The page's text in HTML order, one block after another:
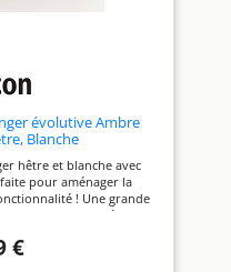
langer est divisé en 2 zones, le
couches, le petit pour mettre
des couches, des lingettes, des
haut de 8,5 cm assure plus de
sécurité lors du changement
des couches MATÉRIAU DE
La surface de la table à langer
est spécialement traitée avec
évolutive Ambre
Blanche
hêtre et blanche avec
pour aménager la
! Une grande
pour ranger aisément
cette commode à
€